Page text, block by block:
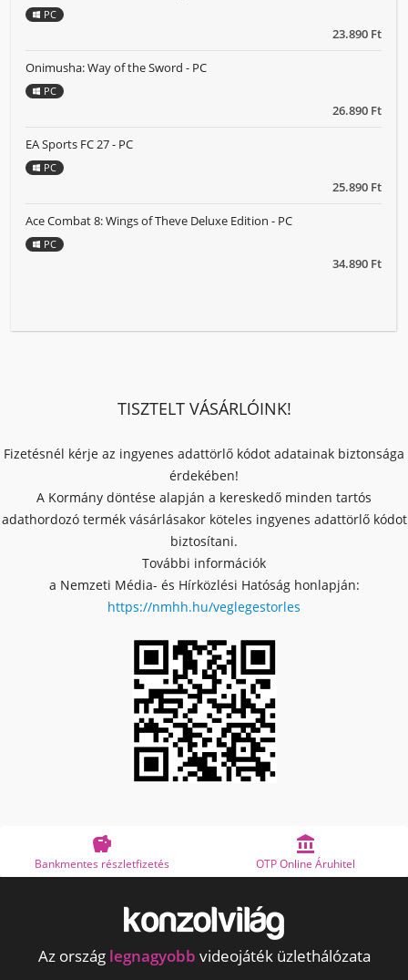
23.890 Ft
PC
26.890 Ft
Onimusha: Way of the Sword - PC
PC
25.890 Ft
EA Sports FC 27 - PC
PC
34.890 Ft
Ace Combat 8: Wings of Theve Deluxe Edition - PC
PC
TISZTELT VÁSÁRLÓINK!
Fizetésnél kérje az ingyenes adattörlő kódot adatainak biztonsága
érdekében!
A Kormány döntése alapján a kereskedő minden tartós
adathordozó termék vásárlásakor köteles ingyenes adattörlő kódot
biztosítani.
További információk
a Nemzeti Média- és Hírközlési Hatóság honlapján:
https://nmhh.hu/veglegestorles

Bankmentes részletfizetés

OTP Online Áruhitel
Az ország legnagyobb videojáték üzlethálózata